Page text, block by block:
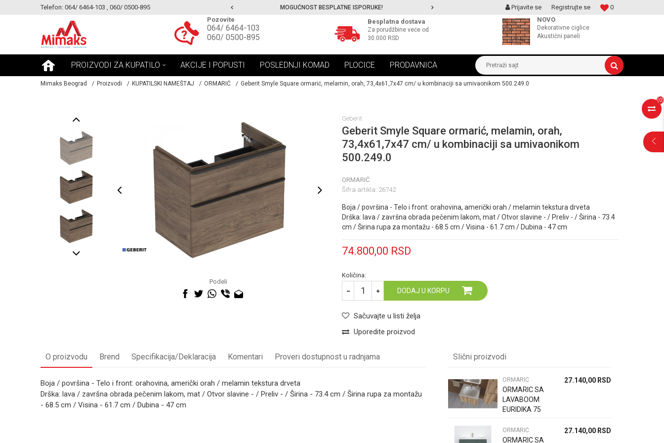
Telefon: 064/ 6464-103 , 060/ 0500-895
MOGUCNOST MONTAŽE PROIZVODA MOGUĆNOST BESPLATNE ISPORUKE! MOGUCNOST MONTAŽE PROIZVODA 0
Prijavite se
Registrujte se
Pozovite
064/ 6464-103
060/ 0500-895
Besplatna dostava
Za porudžbine veće od
30.000 RSD
NOVO
Dekorativne ciglice
Akustični paneli
PROIZVODI ZA KUPATILO AKCIJE I POPUSTI POSLEDNJI KOMAD PLOCICE PRODAVNICA Pretraži sajt
(0)
Mimaks Beograd Proizvodi KUPATILSKI NAMEŠTAJ ORMARIĆ Geberit Smyle Square ormarić, melamin, orah, 73,4x61,7x47 cm/ u kombinaciji sa umivaonikom 500.249.0
Podeli
Geberit
Geberit Smyle Square ormarić, melamin, orah,
73,4x61,7x47 cm/ u kombinaciji sa umivaonikom
500.249.0
ORMARIĆ
Šifra artikla: 26742
Boja / površina - Telo i front: orahovina, američki orah / melamin tekstura drveta
Drška: lava / završna obrada pečenim lakom, mat / Otvor slavine - / Preliv - / Širina - 73.4
cm / Širina rupa za montažu - 68.5 cm / Visina - 61.7 cm / Dubina - 47 cm
74.800,00 RSD
Količina:
DODAJ U KORPU
Sačuvajte u listi želja
Uporedite proizvod
O proizvodu Brend Specifikacija/Deklaracija Komentari Proveri dostupnost u radnjama
Boja / površina - Telo i front: orahovina, američki orah / melamin tekstura drveta
Drška: lava / završna obrada pečenim lakom, mat / Otvor slavine - / Preliv - / Širina - 73.4 cm / Širina rupa za montažu
- 68.5 cm / Visina - 61.7 cm / Dubina - 47 cm
Slični proizvodi
ORMARIĆ
ORMARIC SA
LAVABOOM
EURIDIKA 75
27.140,00 RSD
ORMARIĆ
ORMARIC SA
27.140,00 RSD